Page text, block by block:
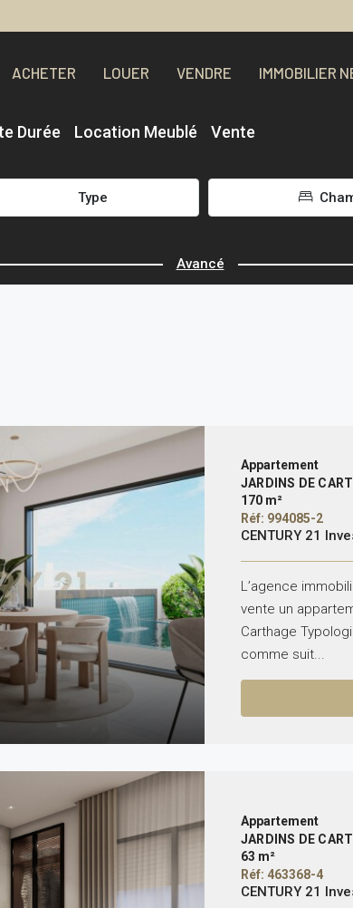
ACHETER LOUER VENDRE IMMOBILIER
Durée Location Meublé Vente
Type
Avancé
Appartement
JARDINS DE
170 m²
Réf: 994085-2
CENTURY 21
L’agence
vente un
Carthage
comme suit...
Appartement
JARDINS DE
63 m²
Réf: 463368-4
CENTURY 21